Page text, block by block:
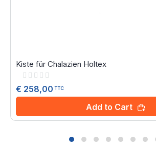
Kiste für Chalazien Holtex
Rating:
€ 258,00 TTC
Add to Cart